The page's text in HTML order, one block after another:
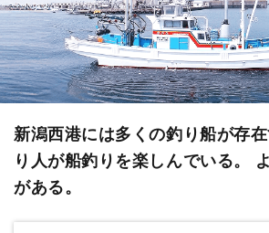
新潟西港には多くの釣り船が存
り人が船釣りを楽しんでいる。
がある。